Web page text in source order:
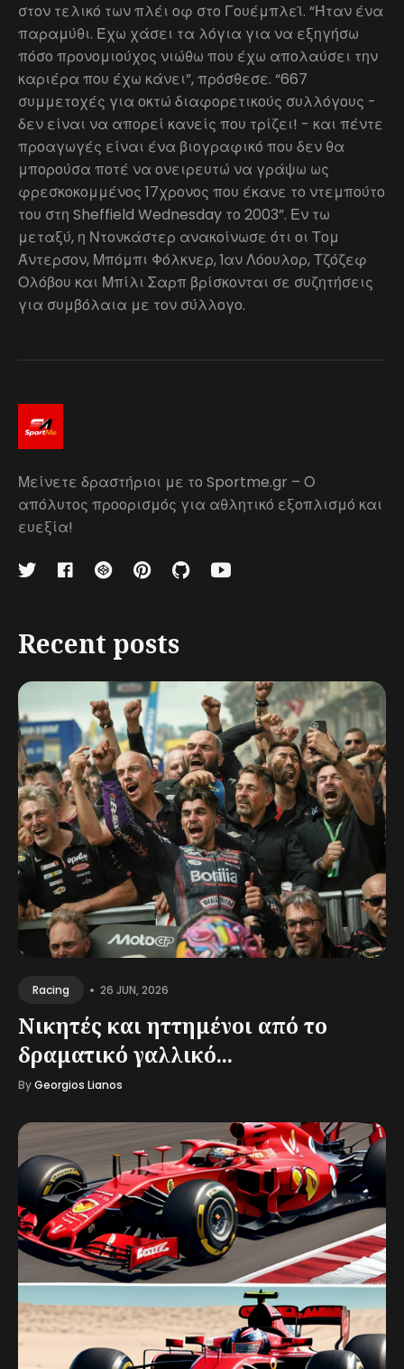
στον τελικό των πλέι οφ στο Γουέμπλεϊ. “Ήταν ένα
παραμύθι. Έχω χάσει τα λόγια για να εξηγήσω
πόσο προνομιούχος νιώθω που έχω απολαύσει την
καριέρα που έχω κάνει”, πρόσθεσε. “667
συμμετοχές για οκτώ διαφορετικούς συλλόγους -
δεν είναι να απορεί κανείς που τρίζει! - και πέντε
προαγωγές είναι ένα βιογραφικό που δεν θα
μπορούσα ποτέ να ονειρευτώ να γράψω ως
φρεσκοκομμένος 17χρονος που έκανε το ντεμπούτο
του στη Sheffield Wednesday το 2003”. Εν τω
μεταξύ, η Ντονκάστερ ανακοίνωσε ότι οι Τομ
Άντερσον, Μπόμπι Φόλκνερ, Ίαν Λόουλορ, Τζόζεφ
Ολόβου και Μπίλι Σαρπ βρίσκονται σε συζητήσεις
για συμβόλαια με τον σύλλογο.
Μείνετε δραστήριοι με το Sportme.gr – Ο
απόλυτος προορισμός για αθλητικό εξοπλισμό και
ευεξία!
Recent posts
Racing • 26 JUN, 2026
Νικητές και ηττημένοι από το
δραματικό γαλλικό...
ByGeorgios Lianos